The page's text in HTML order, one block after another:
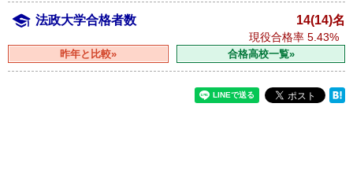
法政大学合格者数 14(14)名
現役合格率 5.43%
昨年と比較» 合格高校一覧»